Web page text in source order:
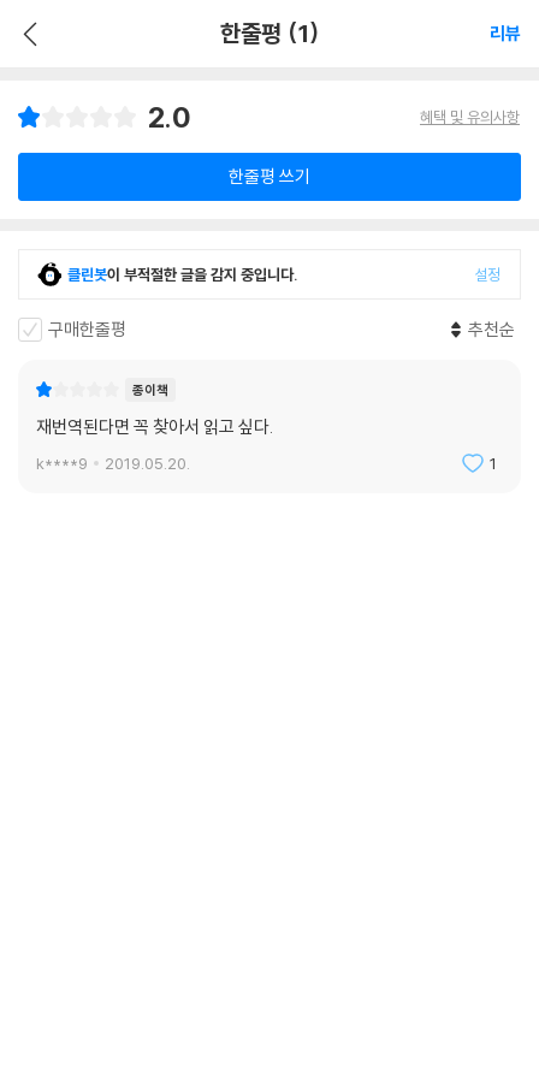
한줄평 (1) 리뷰
2.0 혜택 및 유의사항
한줄평 쓰기
클린봇이 부적절한 글을 감지 중입니다. 설정
구매한줄평 추천순
종이책
재번역된다면 꼭 찾아서 읽고 싶다.
k****9 2019.05.20. 1